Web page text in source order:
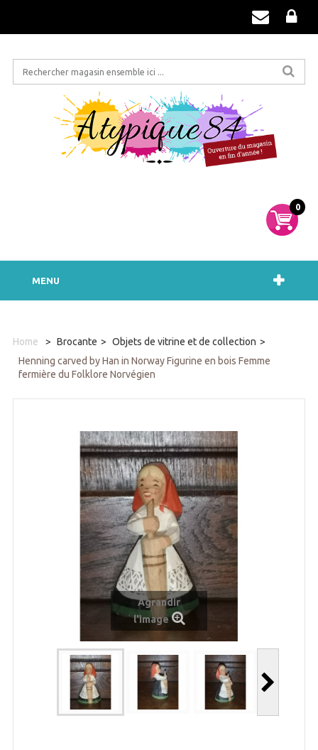
0
MENU
Home > Brocante > Objets de vitrine et de collection >
Henning carved by Han in Norway Figurine en bois Femme
fermière du Folklore Norvégien
Agrandir
l'image